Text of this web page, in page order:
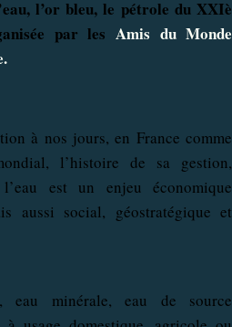
l’or bleu, le pétrole du XXIè
par les Amis du Monde
.
à nos jours, en France comme
l’histoire de sa gestion,
est un enjeu économique
aussi social, géostratégique et
eau minérale, eau de source